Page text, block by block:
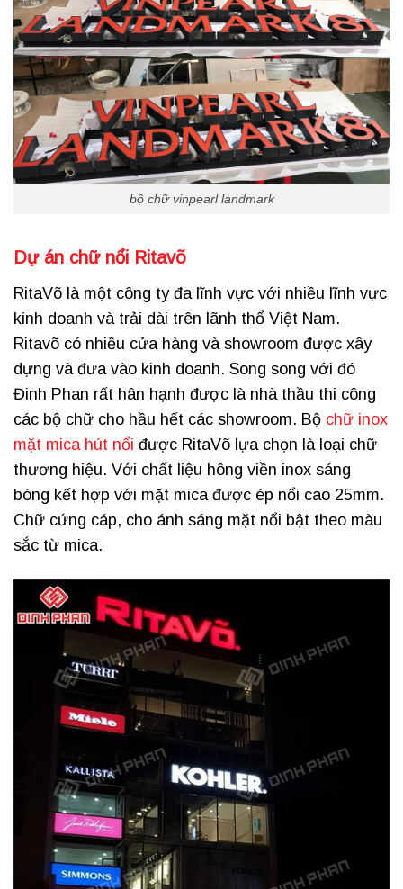
bộ chữ vinpearl landmark
Dự án chữ nổi Ritavõ
RitaVõ là một công ty đa lĩnh vực với nhiều lĩnh vực
kinh doanh và trải dài trên lãnh thổ Việt Nam.
Ritavõ có nhiều cửa hàng và showroom được xây
dựng và đưa vào kinh doanh. Song song với đó
Đinh Phan rất hân hạnh được là nhà thầu thi công
các bộ chữ cho hầu hết các showroom. Bộ chữ inox
mặt mica hút nổi được RitaVõ lựa chọn là loại chữ
thương hiệu. Với chất liệu hông viền inox sáng
bóng kết hợp với mặt mica được ép nổi cao 25mm.
Chữ cứng cáp, cho ánh sáng mặt nổi bật theo màu
sắc từ mica.